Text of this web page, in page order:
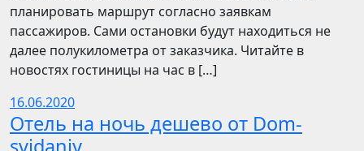
планировать маршрут согласно заявкам
пассажиров. Сами остановки будут находиться не
далее полукилометра от заказчика. Читайте в
новостях гостиницы на час в […]
16.06.2020
Отель на ночь дешево от Dom-